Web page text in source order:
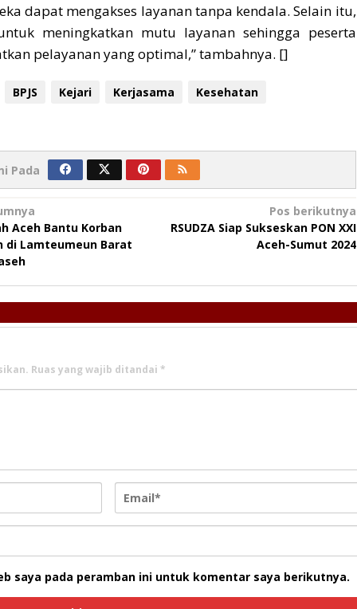
dapat mengakses layanan tanpa kendala. Selain itu,
meningkatkan mutu layanan sehingga peserta
pelayanan yang optimal,” tambahnya. []
BPJS Kejari Kerjasama Kesehatan
Pada
Aceh Bantu Korban
di Lamteumeun Barat
Pos berikutnya
RSUDZA Siap Sukseskan PON XXI
Aceh-Sumut 2024
Ruas yang wajib ditandai *
saya pada peramban ini untuk komentar saya berikutnya.